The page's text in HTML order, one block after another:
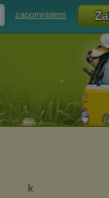
zapomniałem
k